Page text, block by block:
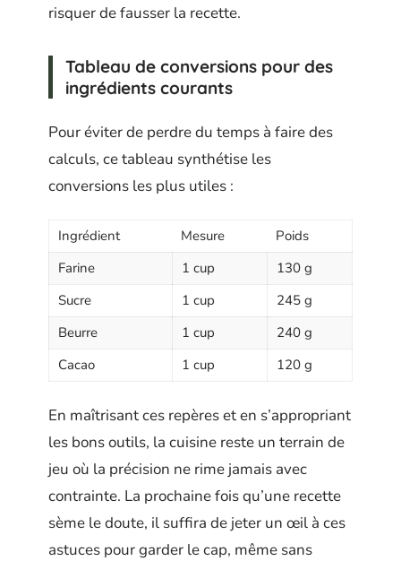
risquer de fausser la recette.
Tableau de conversions pour des
ingrédients courants
Pour éviter de perdre du temps à faire des
calculs, ce tableau synthétise les
conversions les plus utiles :
Ingrédient Mesure
Poids
Farine
1 cup
130 g
Sucre
1 cup
245 g
Beurre
1 cup
240 g
Cacao
1 cup 120 g
En maîtrisant ces repères et en s’appropriant
les bons outils, la cuisine reste un terrain de
jeu où la précision ne rime jamais avec
contrainte. La prochaine fois qu’une recette
sème le doute, il suffira de jeter un œil à ces
astuces pour garder le cap, même sans